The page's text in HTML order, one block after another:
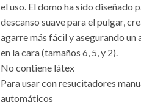
el uso. El domo ha sido diseñado
descanso suave para el pulgar,
agarre más fácil y asegurando un
en la cara (tamaños 6, 5, y 2).
No contiene látex
Para usar con resucitadores
automáticos